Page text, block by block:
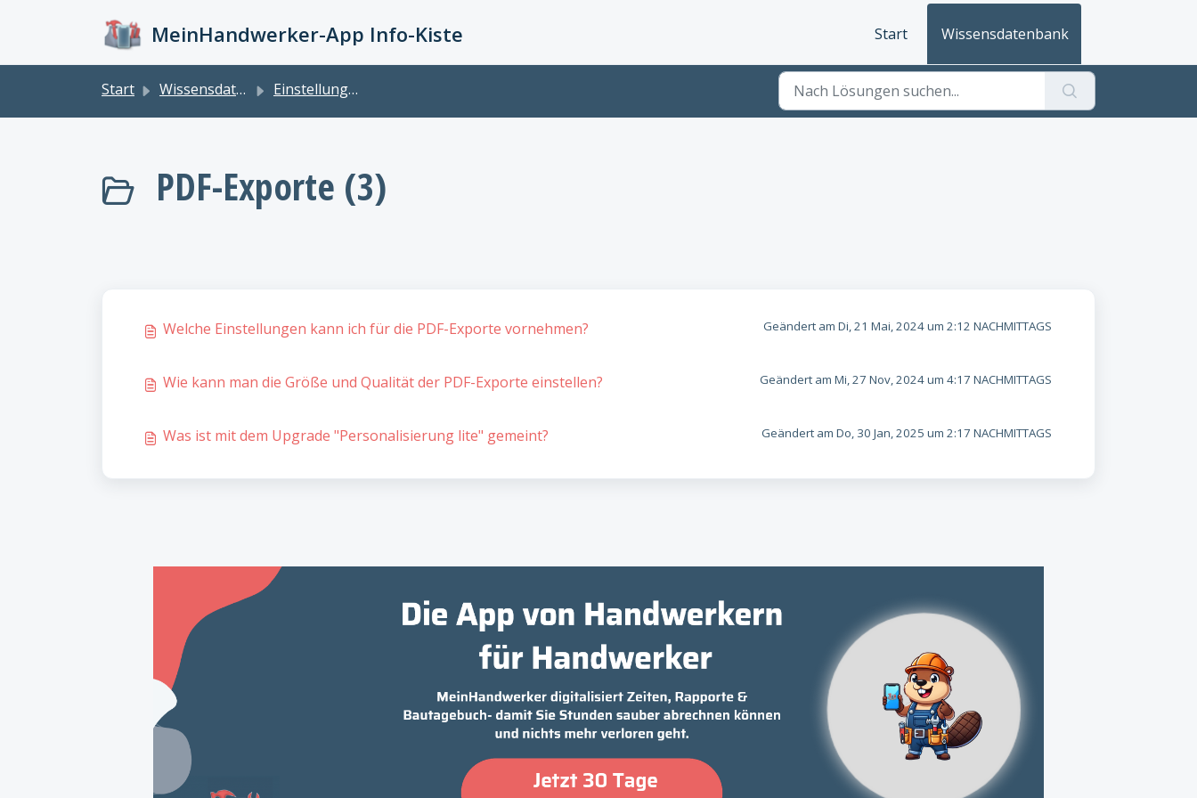
MeinHandwerker-App Info-Kiste Start Wissensdatenbank
Start Wissensdatenbank Einstellungen
PDF-Exporte (3)
Welche Einstellungen kann ich für die PDF-Exporte vornehmen? Geändert am Di, 21 Mai, 2024 um 2:12 NACHMITTAGS
Wie kann man die Größe und Qualität der PDF-Exporte einstellen? Geändert am Mi, 27 Nov, 2024 um 4:17 NACHMITTAGS
Was ist mit dem Upgrade "Personalisierung lite" gemeint? Geändert am Do, 30 Jan, 2025 um 2:17 NACHMITTAGS